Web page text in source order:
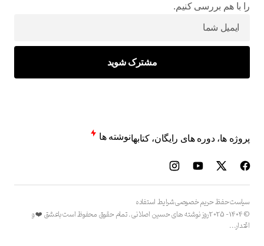
را با هم بررسی کنیم.
مشترک شوید
پروژه‌ ها، دوره های رایگان، کتابهانوشته ها
سیاست حفظ حریم خصوصیشرایط استفاده
© 1404 - 2025 روز نوشته های حسین اصلانی. تمام حقوق محفوظ است باعشق ❤️ و
اقتدار...